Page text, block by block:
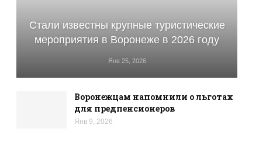
Стали известны крупные туристические
мероприятия в Воронеже в 2026 году
Янв 25, 2026
Воронежцам напомнили о льготах
для предпенсионеров
Янв 9, 2026